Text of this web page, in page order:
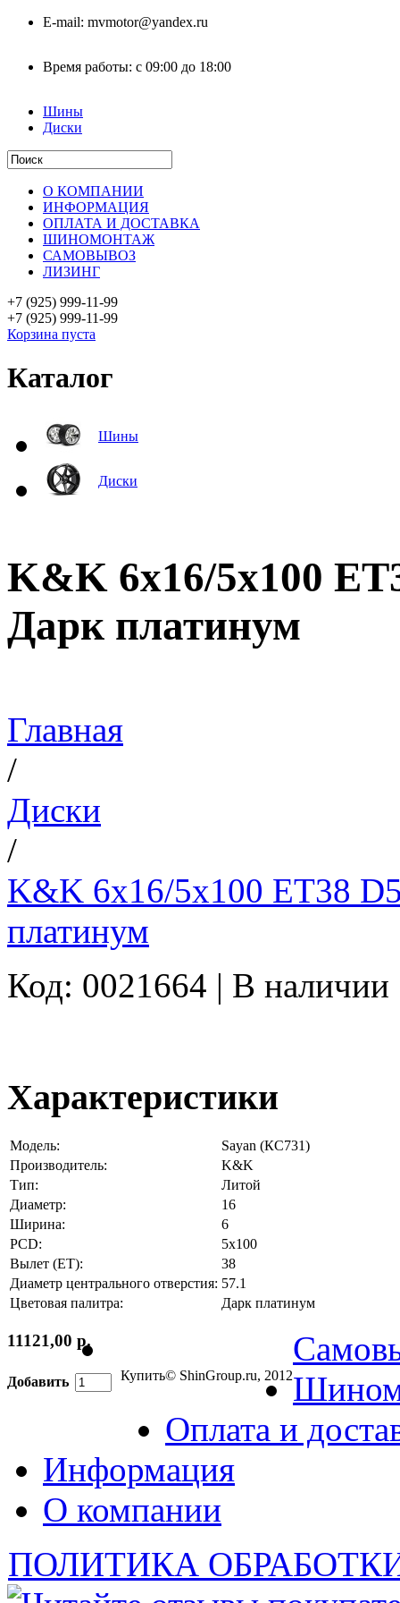
E-mail: mvmotor@yandex.ru
Время работы: с 09:00 до 18:00
Шины
Диски
О КОМПАНИИ
ИНФОРМАЦИЯ
ОПЛАТА И ДОСТАВКА
ШИНОМОНТАЖ
САМОВЫВОЗ
ЛИЗИНГ
+7 (925) 999-11-99
+7 (925) 999-11-99
Корзина пуста
Каталог
Шины
Диски
K&K 6x16/5x100
Дарк платинум
Главная
/
Диски
/
K&K 6x16/5x100 ET38
платинум
Код: 0021664 | В наличии
Характеристики
Модель:
Sayan (КС731)
Производитель:
K&K
Тип:
Литой
Диаметр:
16
Ширина:
6
PCD:
5x100
Вылет (ET):
38
Диаметр центрального отверстия: 57.1
Цветовая палитра:
Дарк платинум
11121,00 р.
Добавить Купить© ShinGroup.ru, 2012
Оплата и
Информация
О компании
ПОЛИТИКА